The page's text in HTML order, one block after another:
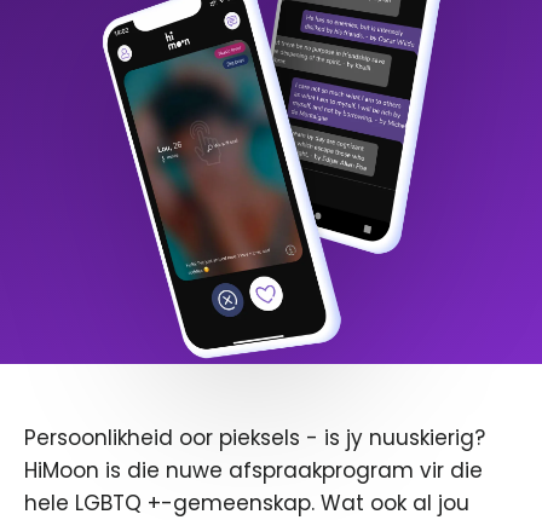
Persoonlikheid oor pieksels - is jy nuuskierig?
HiMoon is die nuwe afspraakprogram vir die
hele LGBTQ +-gemeenskap. Wat ook al jou